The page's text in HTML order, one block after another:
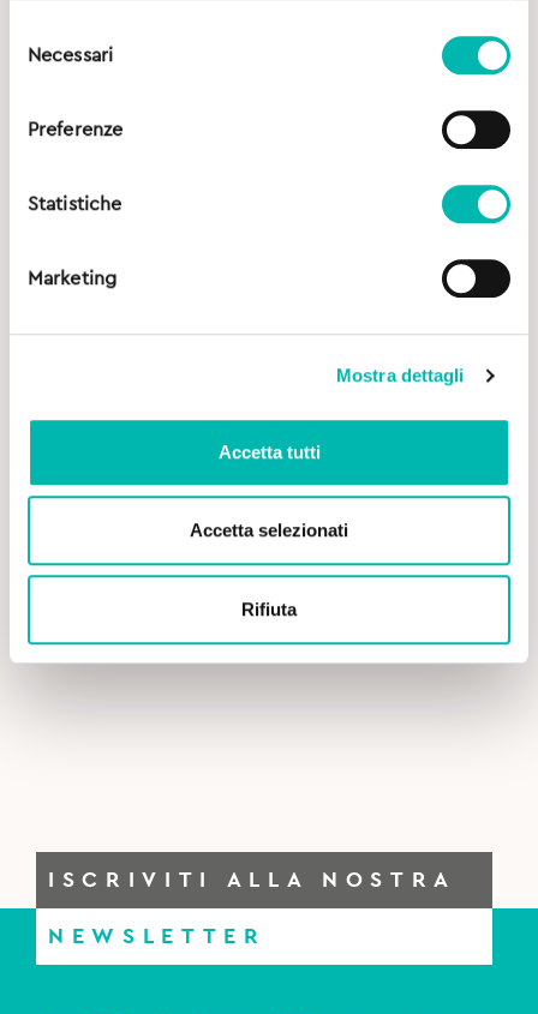
delNecessari
Preferenze
Statistiche
Marketing
Mostra dettagli
Accetta tutti
Accetta selezionati
Rifiuta
ISCRIVITI ALLA NOSTRA
NEWSLETTER